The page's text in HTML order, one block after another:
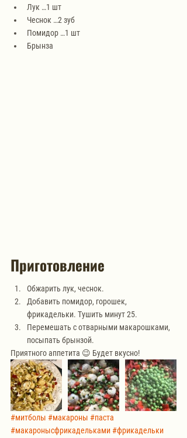
Лук …1 шт
Чеснок …2 зуб
Помидор …1 шт
Брынза
Приготовление
Обжарить лук, чеснок.
Добавить помидор, горошек,
фрикадельки. Тушить минут 25.
Перемешать с отварными макарошками,
посыпать брынзой.
Приятного аппетита 😉 Будет вкусно!
#митболы #макароны #паста
#макаронысфрикадельками#фрикадельки